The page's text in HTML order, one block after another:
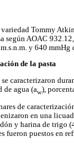
Tommy
según AOAC
y 640 mmHg
de la pasta
caracterizaron
de agua (aw),
de
en una
y harina de trigo
fueron puestos en